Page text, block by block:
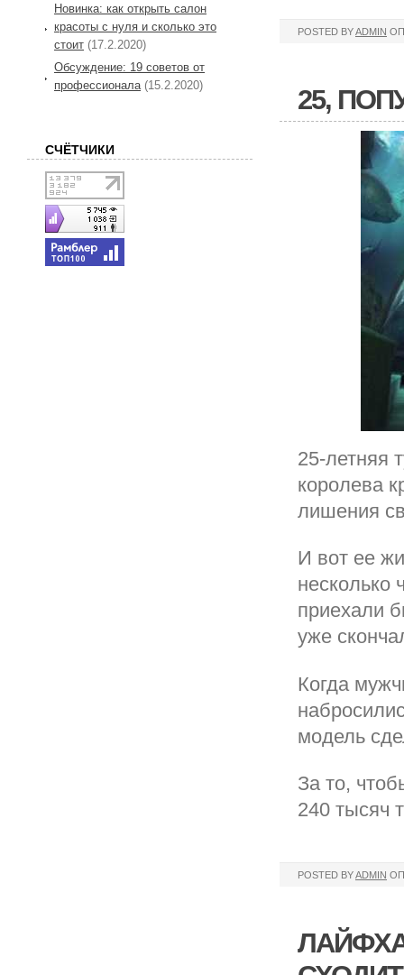
POSTED BYADMIN
25,
25-летняя
королева
лишения
И вот ее
несколько
приехали
уже
Когда
модель
За то,
240 тысяч
POSTED BYADMIN
Новинка: как открыть салон
красоты с нуля и сколько это
стоит (17.2.2020)
Обсуждение: 19 советов от
профессионала (15.2.2020)
СЧЁТЧИКИ